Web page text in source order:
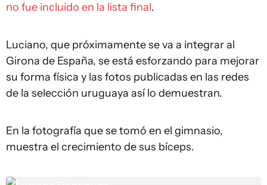
no fue incluido en la lista final.
Luciano, que próximamente se va a integrar al
Girona de España, se está esforzando para mejorar
su forma física y las fotos publicadas en las redes
de la selección uruguaya así lo demuestran.
En la fotografía que se tomó en el gimnasio,
muestra el crecimiento de sus bíceps.